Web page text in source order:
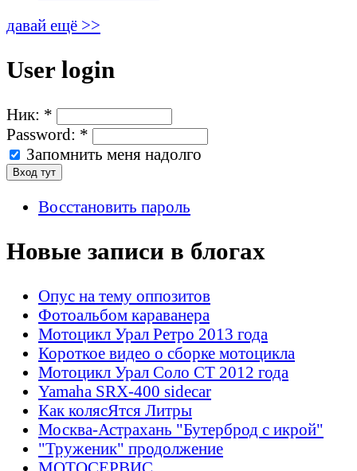
давай ещё >>
User login
Ник: *
Password: *
Запомнить меня надолго
Восстановить пароль
Новые записи в блогах
Опус на тему оппозитов
Фотоальбом караванера
Мотоцикл Урал Ретро 2013 года
Короткое видео о сборке мотоцикла
Мотоцикл Урал Соло СТ 2012 года
Yamaha SRX-400 sidecar
Как колясЯтся Литры
Москва-Астрахань "Бутерброд с икрой"
"Труженик" продолжение
МОТОСЕРВИС